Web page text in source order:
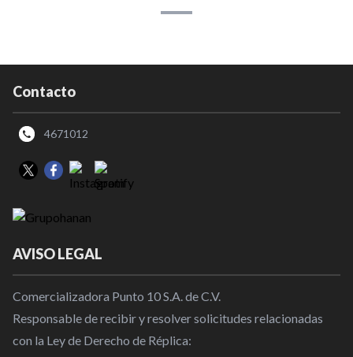
Contacto
4671012
AVISO LEGAL
Comercializadora Punto 10 S.A. de C.V.
Responsable de recibir y resolver solicitudes relacionadas
con la Ley de Derecho de Réplica: